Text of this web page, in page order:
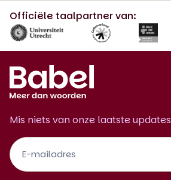
Officiële taalpartner van:
Mis niets van onze laatste updates
Footer
Newsletter
NL